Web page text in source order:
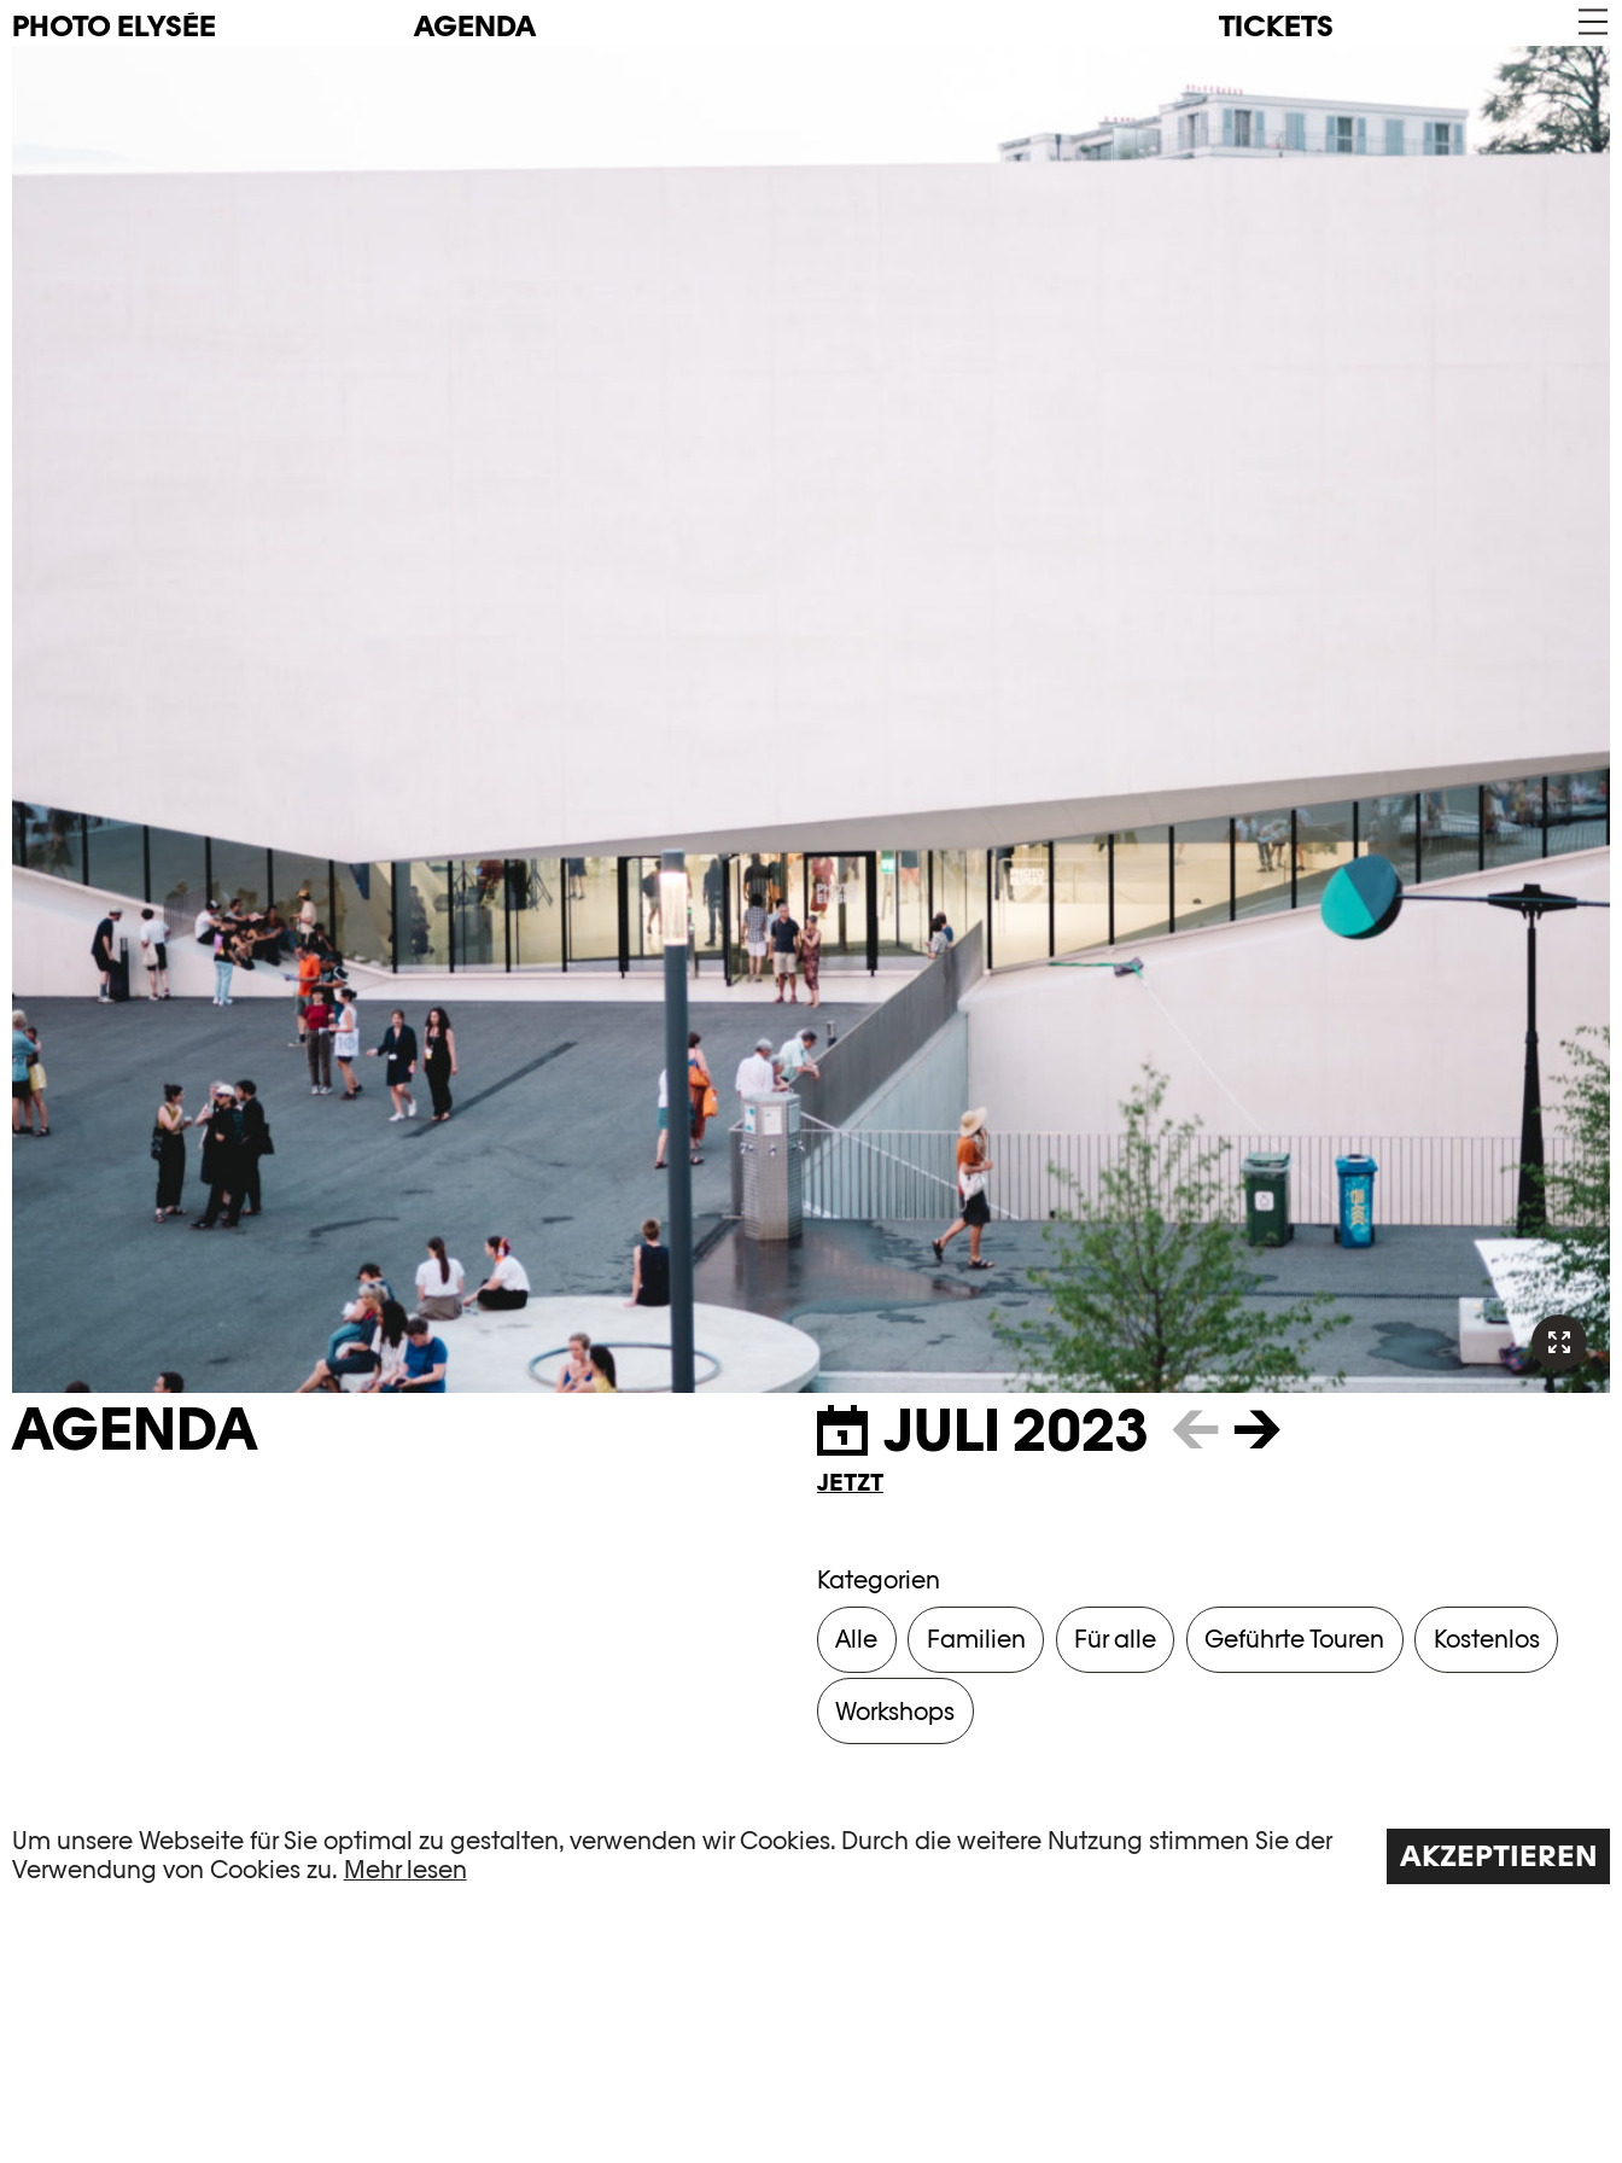
Um unsere Webseite für Sie optimal zu gestalten, verwenden wir Cookies. Durch die weitere Nutzung stimmen Sie der
Verwendung von Cookies zu. Mehr lesen AKZEPTIEREN
PHOTO ELYSÉE AGENDA TICKETS
AGENDA JULI 2023 ← →
JETZT
Kategorien
Alle Familien Für alle Geführte Touren Kostenlos
Workshops
KEINE EVENTS